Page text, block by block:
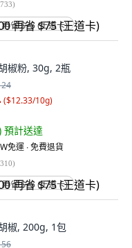
733)
省 $75 (王道卡)
椒粉, 30g, 2瓶
($12.33/10g)
預計送達
免運 ∙ 免費退貨
310)
省 $75 (王道卡)
椒, 200g, 1包